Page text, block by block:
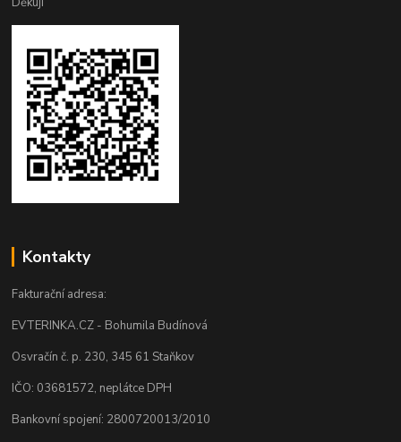
Kontakty
Fakturační adresa:
EVTERINKA.CZ - Bohumila Budínová
Osvračín č. p. 230, 345 61 Staňkov
IČO: 03681572, neplátce DPH
Bankovní spojení: 2800720013/2010